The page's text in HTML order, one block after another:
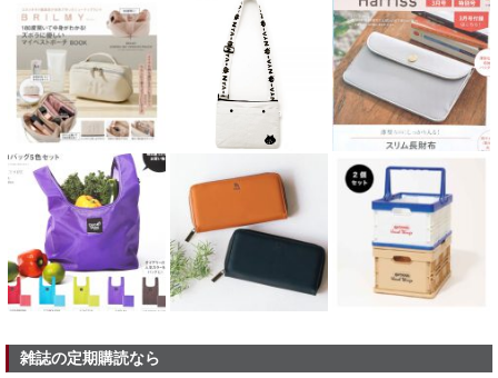
雑誌の定期購読なら